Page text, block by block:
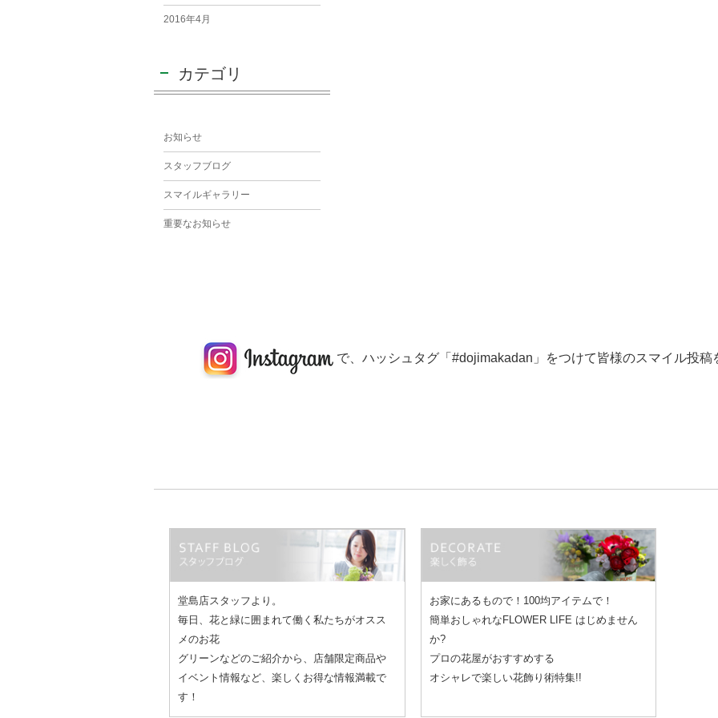
2016年4月
カテゴリ
お知らせ
スタッフブログ
スマイルギャラリー
重要なお知らせ
で、ハッシュタグ「#dojimakadan」をつけて皆様のスマイル投稿
堂島店スタッフより。
毎日、花と緑に囲まれて働く私たちがオスス
メのお花
グリーンなどのご紹介から、店舗限定商品や
イベント情報など、楽しくお得な情報満載で
す！
お家にあるもので！100均アイテムで！
簡単おしゃれなFLOWER LIFE はじめません
か?
プロの花屋がおすすめする
オシャレで楽しい花飾り術特集!!